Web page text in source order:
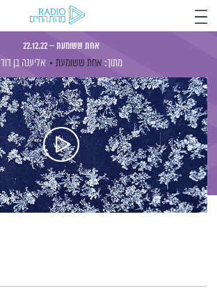
אחת ששומעת – 22.12.22
מתוך: אחת ששומעת אליענה בן דוד